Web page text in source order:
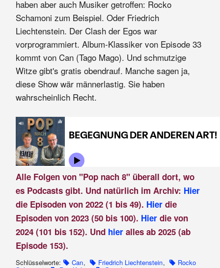
haben aber auch Musiker getroffen: Rocko
Schamoni zum Beispiel. Oder Friedrich
Liechtenstein. Der Clash der Egos war
vorprogrammiert. Album-Klassiker von Episode 33
kommt von Can (Tago Mago). Und schmutzige
Witze gibt's gratis obendrauf. Manche sagen ja,
diese Show wär männerlastig. Sie haben
wahrscheinlich Recht.
Alle Folgen von "Pop nach 8" überall dort, wo
es Podcasts gibt. Und natürlich im Archiv: Hier
die Episoden von 2022 (1 bis 49). Hierdie
Episoden von 2023 (50 bis 100). Hier die von
2024 (101 bis 152). Und hier alles ab 2025 (ab
Episode 153).
Schlüsselworte: Can, Friedrich Liechtenstein, Rocko